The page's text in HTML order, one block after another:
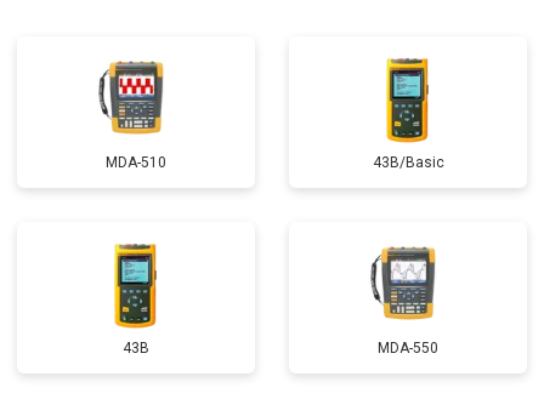
MDA-510 43B/Basic
43B MDA-550